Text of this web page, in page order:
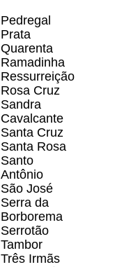
Pedregal
Prata
Quarenta
Ramadinha
Ressurreição
Rosa Cruz
Sandra
Cavalcante
Santa Cruz
Santa Rosa
Santo
Antônio
São José
Serra da
Borborema
Serrotão
Tambor
Três Irmãs